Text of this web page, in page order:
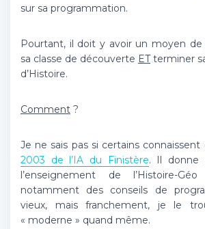
sur sa programmation.
Pourtant, il doit y avoir un moyen de
sa classe de découverte ETterminer
d’Histoire.
Comment ?
Je ne sais pas si certains connaissent
2003 de l’IA du Finistère. Il donne
l’enseignement de l’Histoire-
notamment des conseils de
vieux, mais franchement, je le
« moderne » quand même.